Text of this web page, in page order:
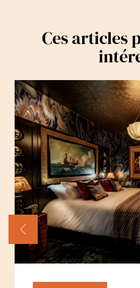
Ces articles